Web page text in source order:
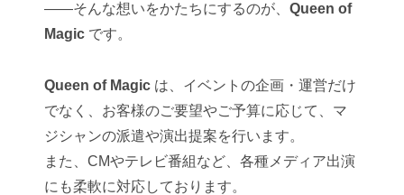
――そんな想いをかたちにするのが、Queen of
Magic です。
Queen of Magic は、イベントの企画・運営だけ
でなく、お客様のご要望やご予算に応じて、マ
ジシャンの派遣や演出提案を行います。
また、CMやテレビ番組など、各種メディア出演
にも柔軟に対応しております。